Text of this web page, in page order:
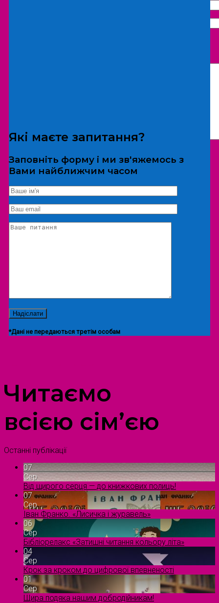
*Дані не передаються третім особам
Екскурсія/локація
Які маєте запитання?
Заповніть форму і ми зв'яжемось з
Вами найближчим часом
*Дані не передаються третім особам
Читаємо
всією сім’єю
Останні публікації
07
Сер
Від щирого серця — до книжкових полиць!
07
Сер
Іван Франко. «Лисичка і журавель»
06
Сер
Бібліорелакс «Затишні читання кольору літа»
04
Сер
Крок за кроком до цифрової впевненості
01
Сер
Щира подяка нашим добродійникам!